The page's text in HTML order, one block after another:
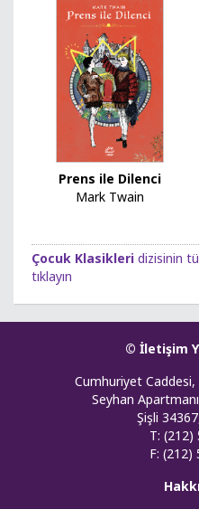
Prens ile Dilenci
Mark Twain
Çocuk Klasikleri dizisinin
tıklayın
© İletişim
Cumhuriyet
Seyhan
Şişli
T: (212)
F: (212)